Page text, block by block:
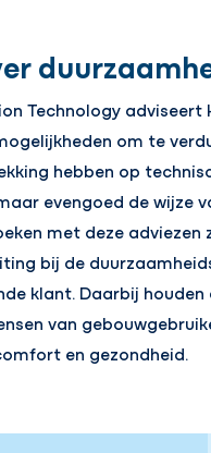
Technology adviseert
om te
hebben op
evengoed de wijze
met deze adviezen
bij de
klant. Daarbij
van
en gezondheid.